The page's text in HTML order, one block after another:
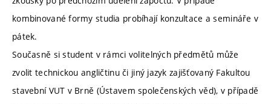
kombinované formy studia probíhají konzultace a semináře v
pátek.
Současně si student v rámci volitelných předmětů může
zvolit technickou angličtinu či jiný jazyk zajišťovaný Fakultou
stavební VUT v Brně (Ústavem společenských věd), v případě